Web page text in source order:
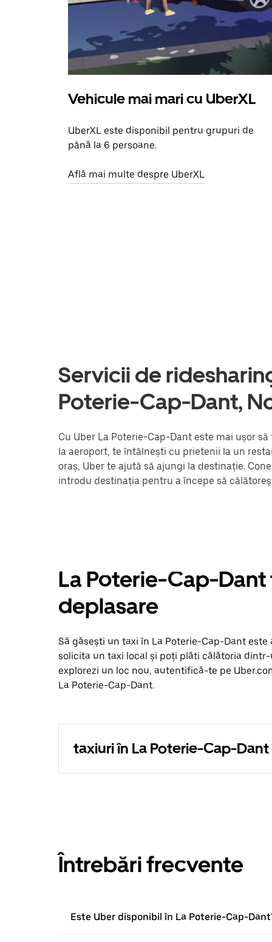
Vehicule mai mari cu UberXL
UberXL este disponibil pentru grupuri de
până la 6 persoane.
Află mai multe despre UberXL
Servicii de
Poterie-Cap-Dant,
Cu Uber La Poterie-Cap-Dant este mai ușor
la aeroport, te întâlnești cu prietenii la un
oraș, Uber te ajută să ajungi la destinație.
introdu destinația pentru a începe să
La Poterie-Cap-
deplasare
Să găsești un taxi în La Poterie-Cap-Dant
solicita un taxi local și poți plăti călătoria
explorezi un loc nou, autentifică-te pe
La Poterie-Cap-Dant.
taxiuri în La Poterie-Cap-Dant
Întrebări frecvente
Este Uber disponibil în La Poterie-Cap-